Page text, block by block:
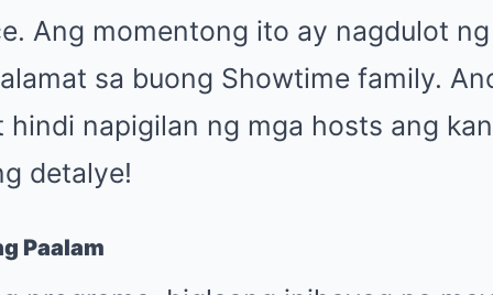
Ang momentong ito ay nagdulot
sa buong Showtime family.
napigilan ng mga hosts ang
detalye!
Paalam